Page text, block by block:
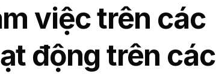
việc trên các
động trên các